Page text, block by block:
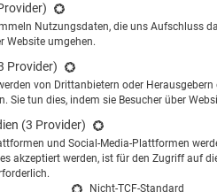
Nutzungsdaten, die uns Aufschluss
Website umgehen.
Provider)
von Drittanbietern oder
Sie tun dies, indem sie Besucher über
(3 Provider)
und Social-Media-Plattformen
akzeptiert werden, ist für den Zugriff auf
Nicht-TCF-Standard